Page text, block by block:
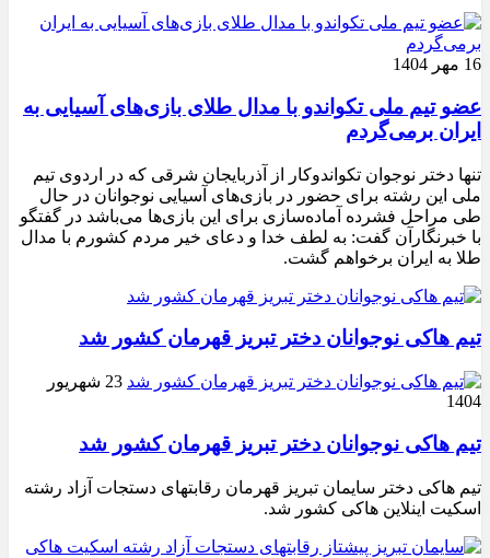
16 مهر 1404
عضو تیم ملی تکواندو با مدال طلای بازی‌های آسیایی به
ایران برمی‌گردم
تنها دختر نوجوان تکواندوکار از آذربایجان شرقی که در اردوی تیم
ملی این رشته برای حضور در بازی‌های آسیایی نوجوانان در حال
طی مراحل فشرده آماده‌سازی برای این بازی‌ها می‌باشد در گفتگو
با خبرنگارآن گفت: به لطف خدا و دعای خیر مردم کشورم با مدال
طلا به ایران برخواهم گشت.
تیم هاکی نوجوانان دختر تبریز قهرمان کشور شد
23 شهریور
1404
تیم هاکی نوجوانان دختر تبریز قهرمان کشور شد
تیم هاکی دختر سایمان تبریز قهرمان رقابتهای دستجات آزاد رشته
اسکیت اینلاین هاکی کشور شد.